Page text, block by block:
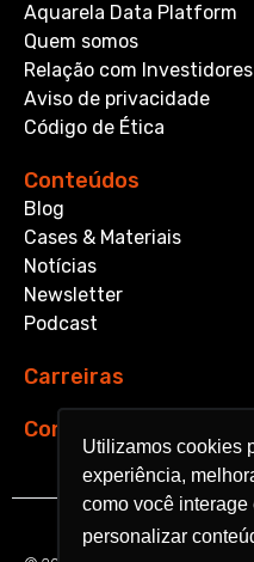
Utilizamos cookies
experiência,
como você interage
personalizar
Utilizamos cookies
experiência,
como você interage
personalizar
Aquarela Data Platform
Quem somos
Relação com Investidores
Aviso de privacidade
Código de Ética
Conteúdos
Blog
Cases & Materiais
Notícias
Newsletter
Podcast
Carreiras
Contato